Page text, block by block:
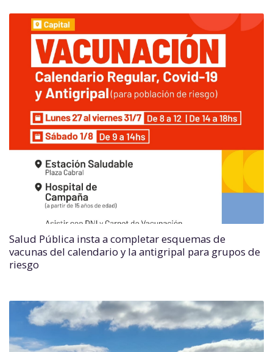
Salud Pública insta a completar esquemas de
vacunas del calendario y la antigripal para grupos de
riesgo